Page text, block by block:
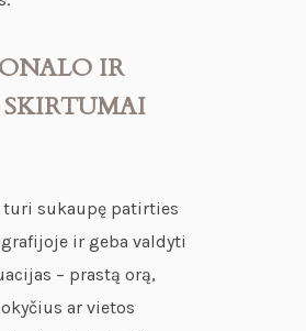
IR
SKIRTUMAI
turi sukaupę patirties
ir geba valdyti
– prastą orą,
ar vietos